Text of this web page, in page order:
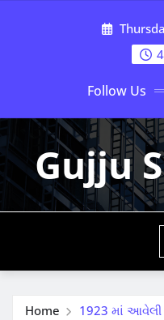
Follow Us
Gujju
Home 1923 માં